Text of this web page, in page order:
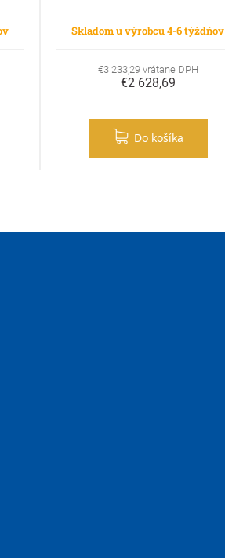
Skladom u výrobcu 4-6 týždňov
€3 233,29 vrátane DPH
€2 628,69
Do košíka